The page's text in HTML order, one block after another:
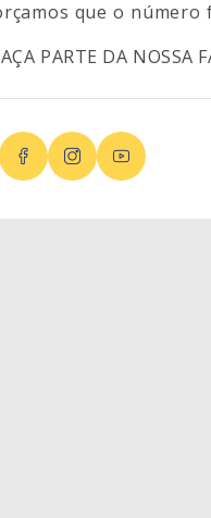
que o número
PARTE DA NOSSA